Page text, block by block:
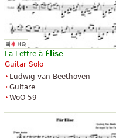
La Lettre à Élise
Guitar Solo
Ludwig van Beethoven
Guitare
WoO 59